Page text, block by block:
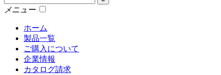
メニュー
ホーム
製品一覧
ご購入について
企業情報
カタログ請求